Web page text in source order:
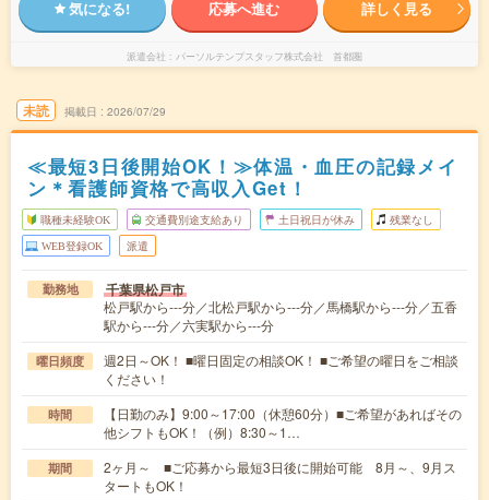
気になる! 応募へ進む 詳しく見る
派遣会社 パーソルテンプスタッフ株式会社 首都圏
未読 掲載日 2026/07/29
≪最短3日後開始OK！≫体温・血圧の記録メイ
ン＊看護師資格で高収入Get！
職種未経験OK 交通費別途支給あり 土日祝日が休み 残業なし
WEB登録OK 派遣
勤務地 千葉県松戸市
松戸駅から---分／北松戸駅から---分／馬橋駅から---分／五香
駅から---分／六実駅から---分
曜日頻度
週2日～OK！ ■曜日固定の相談OK！ ■ご希望の曜日をご相談
ください！
時間
【日勤のみ】9:00～17:00（休憩60分）■ご希望があればその
他シフトもOK！（例）8:30～1…
期間
2ヶ月～ ■ご応募から最短3日後に開始可能 8月～、9月ス
タートもOK！